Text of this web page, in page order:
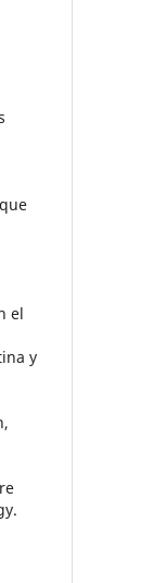
el
y